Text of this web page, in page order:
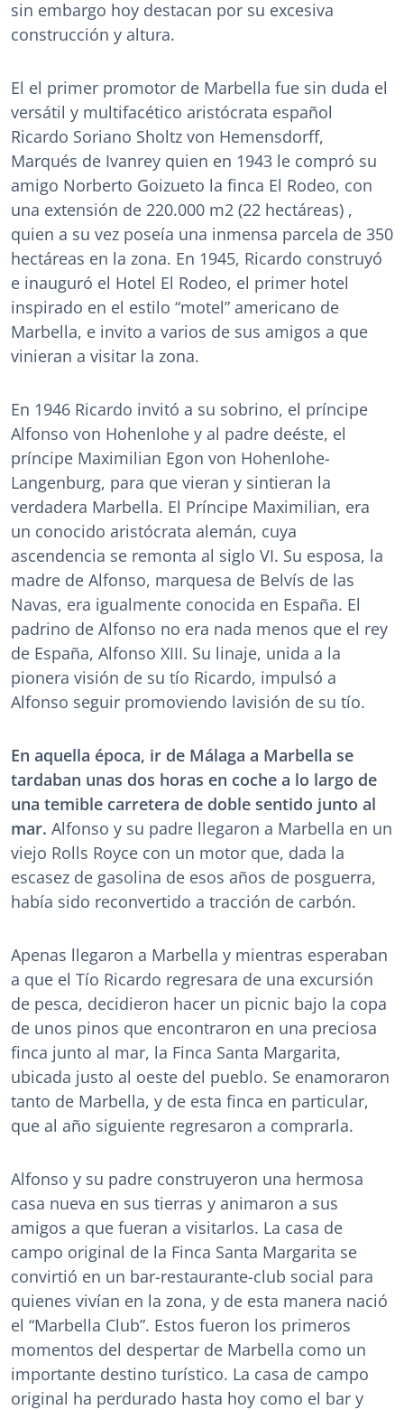
sin embargo hoy destacan por su excesiva
construcción y altura.
El el primer promotor de Marbella fue sin duda el
versátil y multifacético aristócrata español
Ricardo Soriano Sholtz von Hemensdorff,
Marqués de Ivanrey quien en 1943 le compró su
amigo Norberto Goizueto la finca El Rodeo, con
una extensión de 220.000 m2 (22 hectáreas) ,
quien a su vez poseía una inmensa parcela de 350
hectáreas en la zona. En 1945, Ricardo construyó
e inauguró el Hotel El Rodeo, el primer hotel
inspirado en el estilo “motel” americano de
Marbella, e invito a varios de sus amigos a que
vinieran a visitar la zona.
En 1946 Ricardo invitó a su sobrino, el príncipe
Alfonso von Hohenlohe y al padre deéste, el
príncipe Maximilian Egon von Hohenlohe-
Langenburg, para que vieran y sintieran la
verdadera Marbella. El Príncipe Maximilian, era
un conocido aristócrata alemán, cuya
ascendencia se remonta al siglo VI. Su esposa, la
madre de Alfonso, marquesa de Belvís de las
Navas, era igualmente conocida en España. El
padrino de Alfonso no era nada menos que el rey
de España, Alfonso XIII. Su linaje, unida a la
pionera visión de su tío Ricardo, impulsó a
Alfonso seguir promoviendo lavisión de su tío.
En aquella época, ir de Málaga a Marbella se
tardaban unas dos horas en coche a lo largo de
una temible carretera de doble sentido junto al
mar. Alfonso y su padre llegaron a Marbella en un
viejo Rolls Royce con un motor que, dada la
escasez de gasolina de esos años de posguerra,
había sido reconvertido a tracción de carbón.
Apenas llegaron a Marbella y mientras esperaban
a que el Tío Ricardo regresara de una excursión
de pesca, decidieron hacer un picnic bajo la copa
de unos pinos que encontraron en una preciosa
finca junto al mar, la Finca Santa Margarita,
ubicada justo al oeste del pueblo. Se enamoraron
tanto de Marbella, y de esta finca en particular,
que al año siguiente regresaron a comprarla.
Alfonso y su padre construyeron una hermosa
casa nueva en sus tierras y animaron a sus
amigos a que fueran a visitarlos. La casa de
campo original de la Finca Santa Margarita se
convirtió en un bar-restaurante-club social para
quienes vivían en la zona, y de esta manera nació
el “Marbella Club”. Estos fueron los primeros
momentos del despertar de Marbella como un
importante destino turístico. La casa de campo
original ha perdurado hasta hoy como el bar y